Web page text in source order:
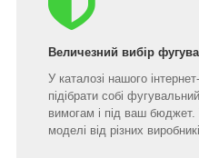
Величезний вибір
У каталозі нашого
підібрати собі
вимогам і під ваш бюджет.
моделі від різних